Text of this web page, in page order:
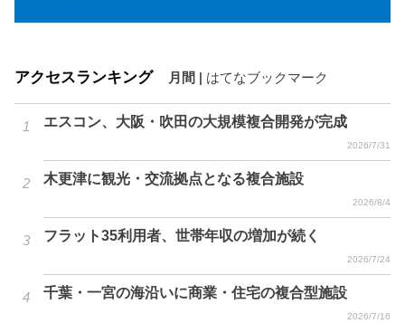
アクセスランキング 月間 はてなブックマーク
エスコン、大阪・吹田の大規模複合開発が完成
2026/7/31
木更津に観光・交流拠点となる複合施設
2026/8/4
フラット35利用者、世帯年収の増加が続く
2026/7/24
千葉・一宮の海沿いに商業・住宅の複合型施設
2026/7/16